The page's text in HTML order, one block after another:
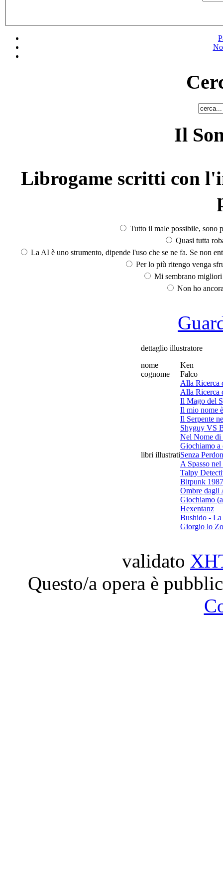
Il
Librogame scritti con
Tutto il male possibile, sono
Quasi tutta
La AI è uno strumento, dipende l'uso che se ne fa. Se non
Per lo più ritengo venga
Mi sembrano
Non ho
dettaglio illustratore
nome
Ken
cognome
Falco
libri illustrati
Alla Ricerca
Alla Ricerca
Il Mago del
Il mio nome
Il Serpente
Shyguy VS
Nel Nome di
Giochiamo a
Senza
A Spasso
Talpy
Bitpunk 1987
Ombre dagli
Giochiamo
Hexentanz
Bushido -
Giorgio lo
validato
Questo/a opera è